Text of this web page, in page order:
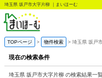
埼玉県 坂戸市大字片柳 ｜まいほーむ
TOPページ 物件検索 埼玉県 坂戸
現在の検索条件
埼玉県 坂戸市大字片柳 の検索結果一